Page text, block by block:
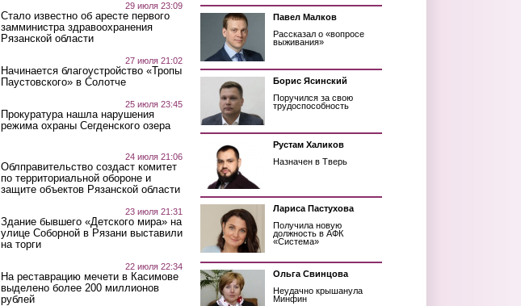
29 июля 23:09
Стало известно об аресте первого
замминистра здравоохранения
Рязанской области
27 июля 21:02
Начинается благоустройство «Тропы
Паустовского» в Солотче
25 июля 23:45
Прокуратура нашла нарушения
режима охраны Сегденского озера
24 июля 21:06
Облправительство создаст комитет
по территориальной обороне и
защите объектов Рязанской области
23 июля 21:31
Здание бывшего «Детского мира» на
улице Соборной в Рязани выставили
на торги
22 июля 22:34
На реставрацию мечети в Касимове
выделено более 200 миллионов
рублей
Павел Малков
Рассказал о «вопросе
выживания»
Борис Ясинский
Поручился за свою
трудоспособность
Рустам Халиков
Назначен в Тверь
Лариса Пастухова
Получила новую
должность в АФК
«Система»
Ольга Свинцова
Неудачно крышанула
Минфин